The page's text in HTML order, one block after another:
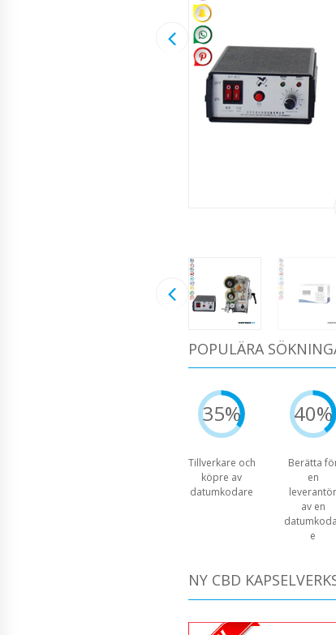
POPULÄRA
35%
Tillverkare och
köpre av
datumkodare
40%
Berätta
en
leverantör
av en
e
NY CBD